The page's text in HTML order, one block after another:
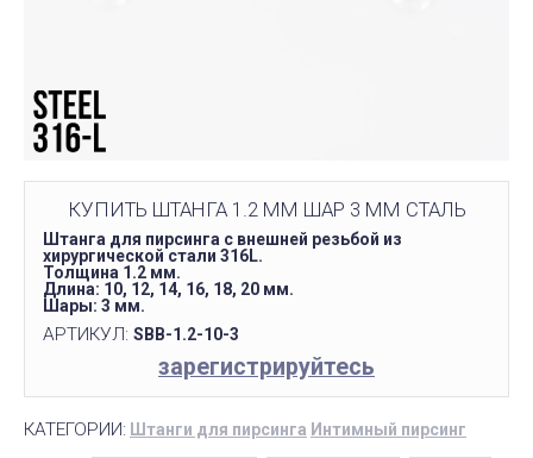
КУПИТЬ ШТАНГА 1.2 ММ ШАР 3 ММ СТАЛЬ
Штанга для пирсинга с внешней резьбой из
хирургической стали 316L.
Толщина 1.2 мм.
Длина: 10, 12, 14, 16, 18, 20 мм.
Шары: 3 мм.
АРТИКУЛ: SBB-1.2-10-3
зарегистрируйтесь
КАТЕГОРИИ: Штанги для пирсинга Интимный пирсинг